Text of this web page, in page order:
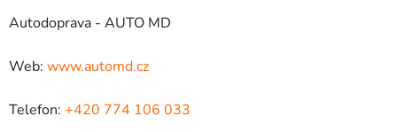
Autodoprava - AUTO MD
Web: www.automd.cz
Telefon: +420 774 106 033